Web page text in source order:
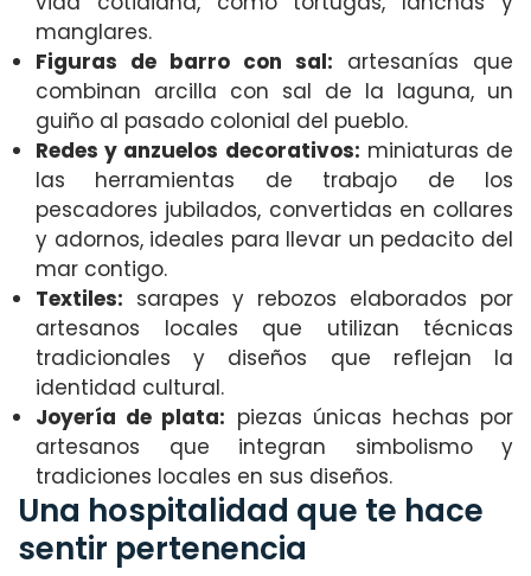
manglares.
Figuras de barro con sal: artesanías que
combinan arcilla con sal de la laguna, un
guiño al pasado colonial del pueblo.
Redes y anzuelos decorativos: miniaturas de
las herramientas de trabajo de los
pescadores jubilados, convertidas en collares
y adornos, ideales para llevar un pedacito del
mar contigo.
Textiles: sarapes y rebozos elaborados por
artesanos locales que utilizan técnicas
tradicionales y diseños que reflejan la
identidad cultural.
Joyería de plata: piezas únicas hechas por
artesanos que integran simbolismo y
tradiciones locales en sus diseños.
Una hospitalidad que te hace
sentir pertenencia